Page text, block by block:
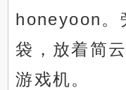
honeyoon。
袋，放着简
游戏机。